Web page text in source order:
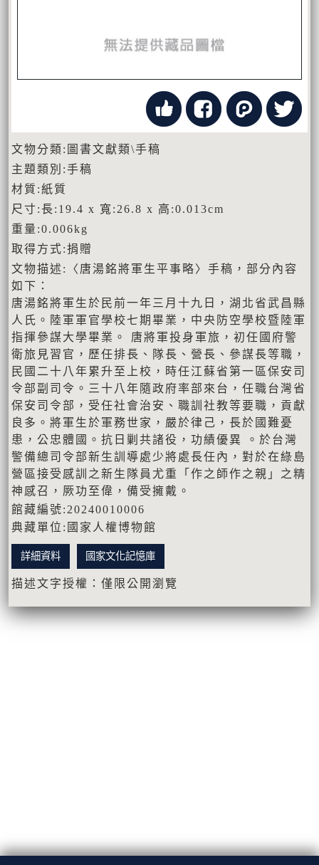
文物分類:圖書文獻類\手稿
主題類別:手稿
材質:紙質
尺寸:長:19.4 x 寬:26.8 x 高:0.013cm
重量:0.006kg
取得方式:捐贈
文物描述:〈唐湯銘將軍生平事略〉手稿，部分內容
如下：
唐湯銘將軍生於民前一年三月十九日，湖北省武昌縣
人氏。陸軍軍官學校七期畢業，中央防空學校暨陸軍
指揮參謀大學畢業。 唐將軍投身軍旅，初任國府警
衛旅見習官，歷任排長、隊長、營長、參謀長等職，
民國二十八年累升至上校，時任江蘇省第一區保安司
令部副司令。三十八年隨政府率部來台，任職台灣省
保安司令部，受任社會治安、職訓社教等要職，貢獻
良多。將軍生於軍務世家，嚴於律己，長於國難憂
患，公忠體國。抗日剿共諸役，功績優異 。於台灣
警備總司令部新生訓導處少將處長任內，對於在綠島
營區接受感訓之新生隊員尤重「作之師作之親」之精
神感召，厥功至偉，備受擁戴。
館藏編號:20240010006
典藏單位:國家人權博物館
詳細資料 國家文化記憶庫
描述文字授權：僅限公開瀏覽